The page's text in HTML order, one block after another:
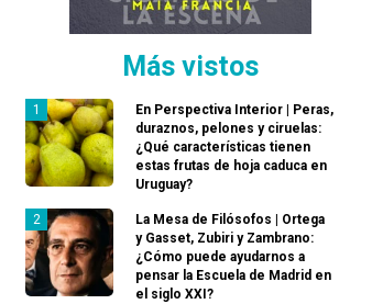
Más vistos
En Perspectiva Interior | Peras,
duraznos, pelones y ciruelas:
¿Qué características tienen
estas frutas de hoja caduca en
Uruguay?
La Mesa de Filósofos | Ortega
y Gasset, Zubiri y Zambrano:
¿Cómo puede ayudarnos a
pensar la Escuela de Madrid en
el siglo XXI?